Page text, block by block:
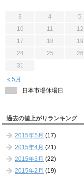
« 5月
3
4 5
10
11 12
17
18 19
24
25 26
31
日本市場休場日
過去の値上がりランキング
2015年5月 (17)
2015年4月 (21)
2015年3月 (22)
2015年2月 (19)